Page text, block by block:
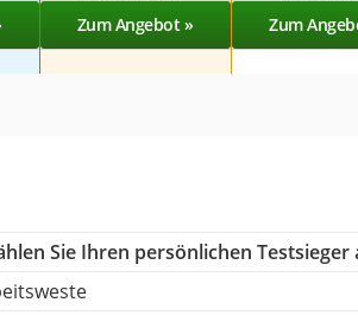
Zum Angebot » Zum
Sie Ihren persönlichen Testsieger